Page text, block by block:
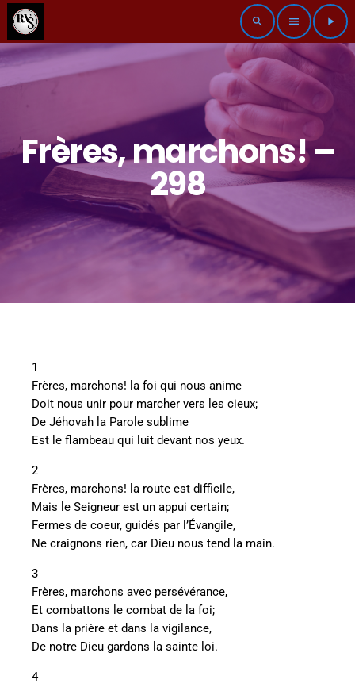
search menu play_arrow
Frères, marchons! –
298
1
Frères, marchons! la foi qui nous anime
Doit nous unir pour marcher vers les cieux;
De Jéhovah la Parole sublime
Est le flambeau qui luit devant nos yeux.
2
Frères, marchons! la route est difficile,
Mais le Seigneur est un appui certain;
Fermes de coeur, guidés par l’Évangile,
Ne craignons rien, car Dieu nous tend la main.
3
Frères, marchons avec persévérance,
Et combattons le combat de la foi;
Dans la prière et dans la vigilance,
De notre Dieu gardons la sainte loi.
4